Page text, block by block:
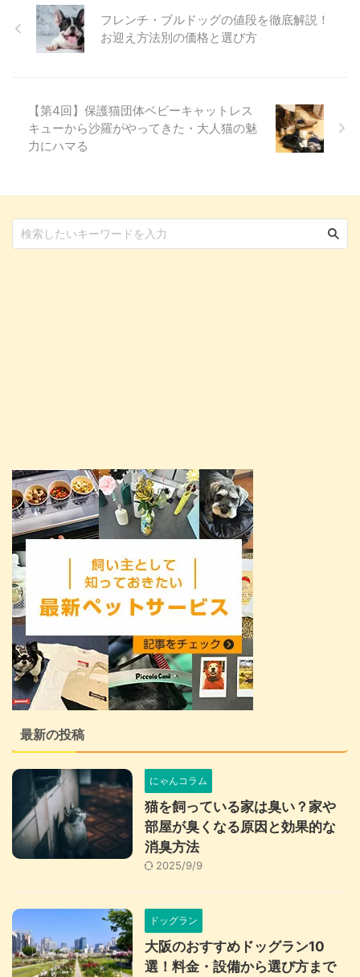
ポートします！ 愛犬と一緒に参
拝できる鎮守氷川神社って？
「氷川神社」という名前は、お聞
ほどあり、鎮守氷川神社 ...
フレンチ・ブルドッグの値段を徹底解説！
お迎え方法別の価格と選び方
【第4回】保護猫団体ベビーキャットレス
キューから沙羅がやってきた・大人猫の魅
力にハマる
最新の投稿
にゃんコラム
猫を飼っている家は臭い？家や
部屋が臭くなる原因と効果的な
消臭方法
2025/9/9
ドッグラン
大阪のおすすめドッグラン10
選！料金・設備から選び方まで